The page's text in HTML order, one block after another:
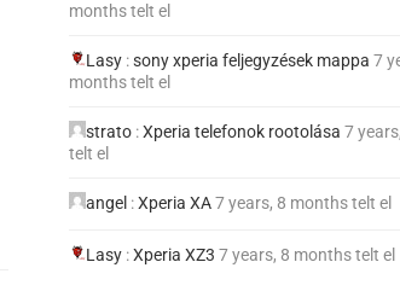
months telt el
Lasy :sony xperia feljegyzések mappa 7
months telt el
strato :Xperia telefonok rootolása 7
telt el
angel :Xperia XA7 years, 8 months telt el
Lasy :Xperia XZ3 7 years, 8 months telt el